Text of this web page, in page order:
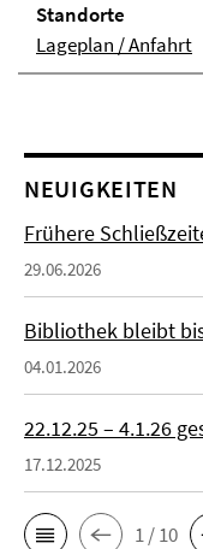
Stand­orte
Lageplan / Anfahrt
NEUIGKEITEN
Frühere
29.06.2026
Bibliothek bleibt
04.01.2026
22.12.25 – 4.1.26
17.12.2025
1 / 10